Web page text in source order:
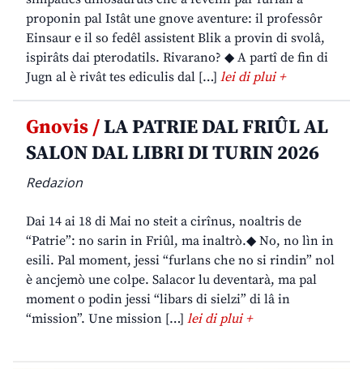
proponin pal Istât une gnove aventure: il professôr
Einsaur e il so fedêl assistent Blik a provin di svolâ,
ispirâts dai pterodatils. Rivarano? ◆ A partî de fin di
Jugn al è rivât tes ediculis dal […] lei di plui +
Gnovis /LA PATRIE DAL FRIÛL AL
SALON DAL LIBRI DI TURIN 2026
Redazion
Dai 14 ai 18 di Mai no steit a cirînus, noaltris de
“Patrie”: no sarin in Friûl, ma inaltrò.◆ No, no lìn in
esili. Pal moment, jessi “furlans che no si rindin” nol
è ancjemò une colpe. Salacor lu deventarà, ma pal
moment o podin jessi “libars di sielzi” di lâ in
“mission”. Une mission […] lei di plui +